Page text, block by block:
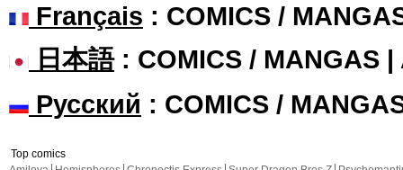
Français : COMICS /
日本語: COMICS / MANGAS |
Русский : COMICS /
Top comics